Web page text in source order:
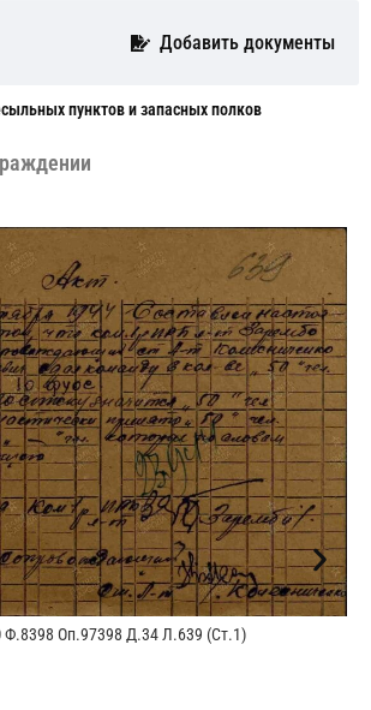
Добавить документы
пунктов и запасных полков
Оп.97398 Д.34 Л.639 (Ст.1)